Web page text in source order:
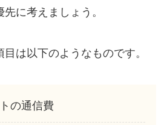
に考えましょう。
は以下のようなものです。
の通信費